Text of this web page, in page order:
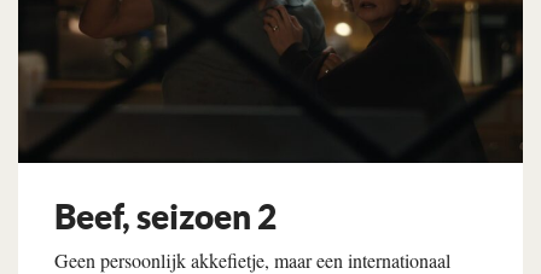
Beef, seizoen 2
Geen persoonlijk akkefietje, maar een internationaal